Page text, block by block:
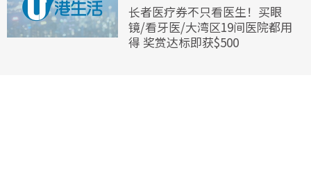
长者医疗券不只看医生！买眼
镜/看牙医/大湾区19间医院都用
得 奖赏达标即获$500